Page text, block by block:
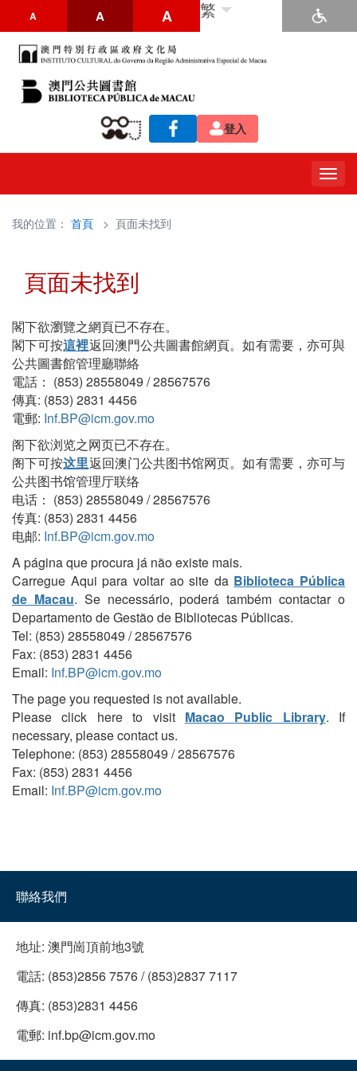
A A A 繁
登入
我的位置： 首頁 > 頁面未找到
頁面未找到
閣下欲瀏覽之網頁已不存在。
閣下可按這裡返回澳門公共圖書館網頁。如有需要，亦可與
公共圖書館管理廳聯絡
電話： (853) 28558049 / 28567576
傳真: (853) 2831 4456
電郵: Inf.BP@icm.gov.mo
阁下欲浏览之网页已不存在。
阁下可按这里返回澳门公共图书馆网页。如有需要，亦可与
公共图书馆管理厅联络
电话： (853) 28558049 / 28567576
传真: (853) 2831 4456
电邮: Inf.BP@icm.gov.mo
A página que procura já não existe mais.
Carregue Aqui para voltar ao site da Biblioteca Pública
de Macau. Se necessário, poderá também contactar o
Departamento de Gestão de Bibliotecas Públicas.
Tel: (853) 28558049 / 28567576
Fax: (853) 2831 4456
Email: Inf.BP@icm.gov.mo
The page you requested is not available.
Please click here to visit Macao Public Library. If
necessary, please contact us.
Telephone: (853) 28558049 / 28567576
Fax: (853) 2831 4456
Email: Inf.BP@icm.gov.mo
聯絡我們
地址: 澳門崗頂前地3號
電話: (853)2856 7576 / (853)2837 7117
傳真: (853)2831 4456
電郵: inf.bp@icm.gov.mo